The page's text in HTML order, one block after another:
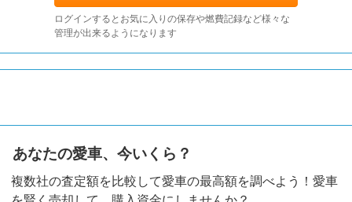
ログインするとお気に入りの保存や燃費記録など様々な
管理が出来るようになります
あなたの愛車、今いくら？
複数社の査定額を比較して愛車の最高額を調べよう！愛車